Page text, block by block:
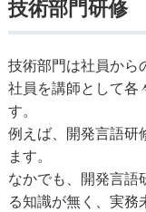
技術部門研修
技術部門は社員から
社員を講師として各
す。
例えば、開発言語研
ます。
なかでも、開発言語
る知識が無く、実務